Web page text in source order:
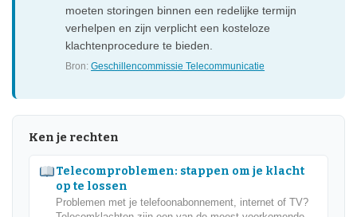
moeten storingen binnen een redelijke termijn
verhelpen en zijn verplicht een kosteloze
klachtenprocedure te bieden.
Bron:Geschillencommissie Telecommunicatie
Ken je rechten
Telecomproblemen: stappen om je klacht
op te lossen
Problemen met je telefoonabonnement, internet of TV?